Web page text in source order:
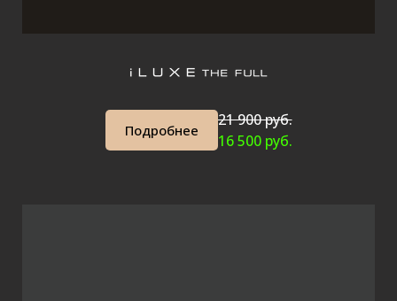
Подробнее
21 900 руб.
16 500 руб.